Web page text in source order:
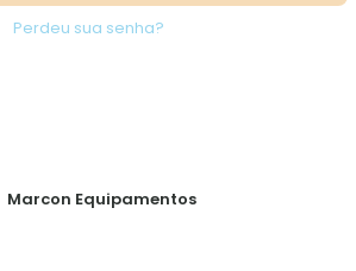
Perdeu sua senha?
Marcon Equipamentos